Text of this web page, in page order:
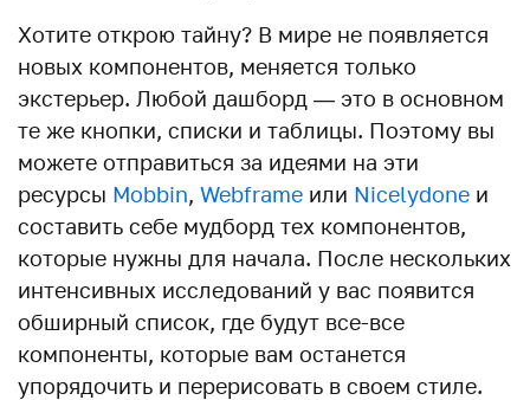
Хотите открою тайну? В мире не появляется
новых компонентов, меняется только
экстерьер. Любой дашборд — это в основном
те же кнопки, списки и таблицы. Поэтому вы
можете отправиться за идеями на эти
ресурсы Mobbin, Webframe или Nicelydone и
составить себе мудборд тех компонентов,
которые нужны для начала. После нескольких
интенсивных исследований у вас появится
обширный список, где будут все-все
компоненты, которые вам останется
упорядочить и перерисовать в своем стиле.